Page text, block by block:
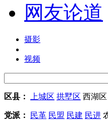
网友论道
摄影
视频
区县： 上城区 拱墅区 西湖区
党派： 民革 民盟 民建 民进